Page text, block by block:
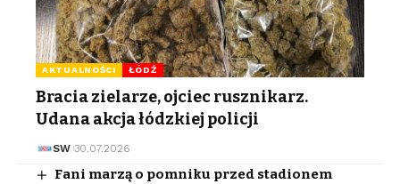
AKTUALNOŚCI ŁÓDŹ
Bracia zielarze, ojciec rusznikarz.
Udana akcja łódzkiej policji
SW 30.07.2026
Fani marzą o pomniku przed stadionem